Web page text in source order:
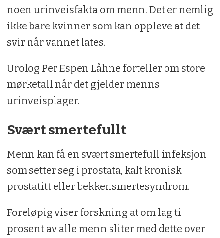
noen urinveisfakta om menn. Det er nemlig
ikke bare kvinner som kan oppleve at det
svir når vannet lates.
Urolog Per Espen Låhne forteller om store
mørketall når det gjelder menns
urinveisplager.
Svært smertefullt
Menn kan få en svært smertefull infeksjon
som setter seg i prostata, kalt kronisk
prostatitt eller bekkensmertesyndrom.
Foreløpig viser forskning at om lag ti
prosent av alle menn sliter med dette over